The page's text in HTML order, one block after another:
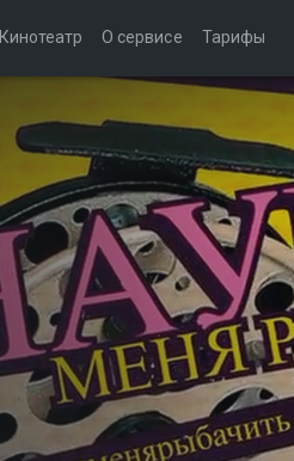
Кинотеатр О сервисе Тарифы